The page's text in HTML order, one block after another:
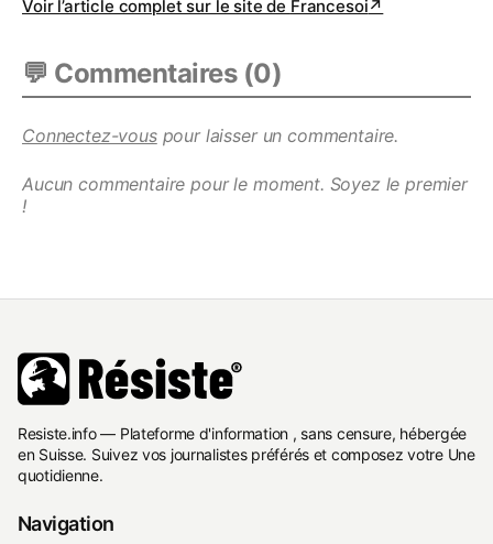
Voir l’article complet sur le site de Francesoi↗
💬 Commentaires (0)
Connectez-vouspour laisser un commentaire.
Aucun commentaire pour le moment. Soyez le premier
!
Resiste.info — Plateforme d'information , sans censure, hébergée
en Suisse. Suivez vos journalistes préférés et composez votre Une
quotidienne.
Navigation